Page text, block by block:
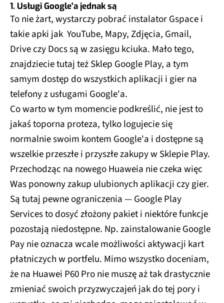
1. Usługi Google'a jednak są
To nie żart, wystarczy pobrać instalator Gspace i
takie apki jak YouTube, Mapy, Zdjęcia, Gmail,
Drive czy Docs są w zasięgu kciuka. Mało tego,
znajdziecie tutaj też Sklep Google Play, a tym
samym dostęp do wszystkich aplikacji i gier na
telefony z usługami Google'a.
Co warto w tym momencie podkreślić, nie jest to
jakaś toporna proteza, tylko logujecie się
normalnie swoim kontem Google'a i dostępne są
wszelkie przeszłe i przyszłe zakupy w Sklepie Play.
Przechodząc na nowego Huaweia nie czeka więc
Was ponowny zakup ulubionych aplikacji czy gier.
Są tutaj pewne ograniczenia — Google Play
Services to dosyć złożony pakiet i niektóre funkcje
pozostają niedostępne. Np. zainstalowanie Google
Pay nie oznacza wcale możliwości aktywacji kart
płatniczych w portfelu. Mimo wszystko doceniam,
że na Huawei P60 Pro nie muszę aż tak drastycznie
zmieniać swoich przyzwyczajeń jak do tej pory i